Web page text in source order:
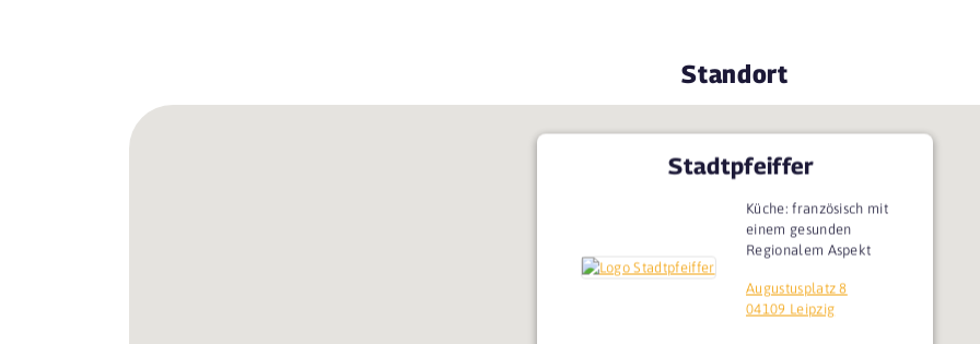
Standort
Stadtpfeiffer
Küche: französisch mit
einem gesunden
Regionalem Aspekt
Augustusplatz 8
04109 Leipzig